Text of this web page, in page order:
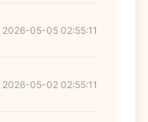
2026-05-05 02:55:11
2026-05-02 02:55:11